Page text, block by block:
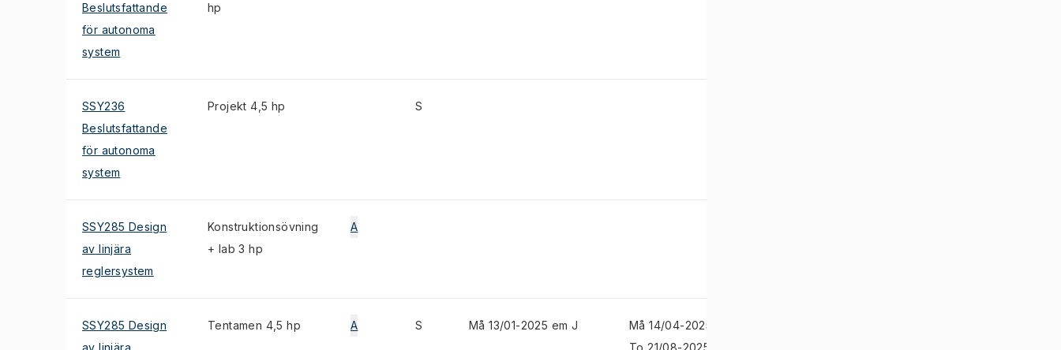
Beslutsfattande
för autonoma
system
hp
SSY236
Beslutsfattande
för autonoma
system
Projekt 4,5 hp S
SSY285 Design
av linjära
reglersystem
Konstruktionsövning
+ lab 3 hp
A
SSY285 Design
av linjära
Tentamen 4,5 hp A S Må 13/01-2025 em J
Må 14/04-2025 fm J
To 21/08-2025 fm J